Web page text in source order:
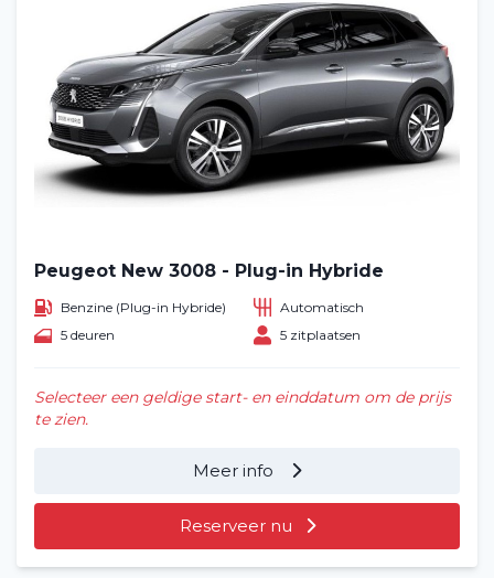
Peugeot New 3008 - Plug-in Hybride
Benzine (Plug-in Hybride)
Automatisch
5 deuren
5 zitplaatsen
Selecteer een geldige start- en einddatum om de prijs
te zien.
Meer info
Reserveer nu